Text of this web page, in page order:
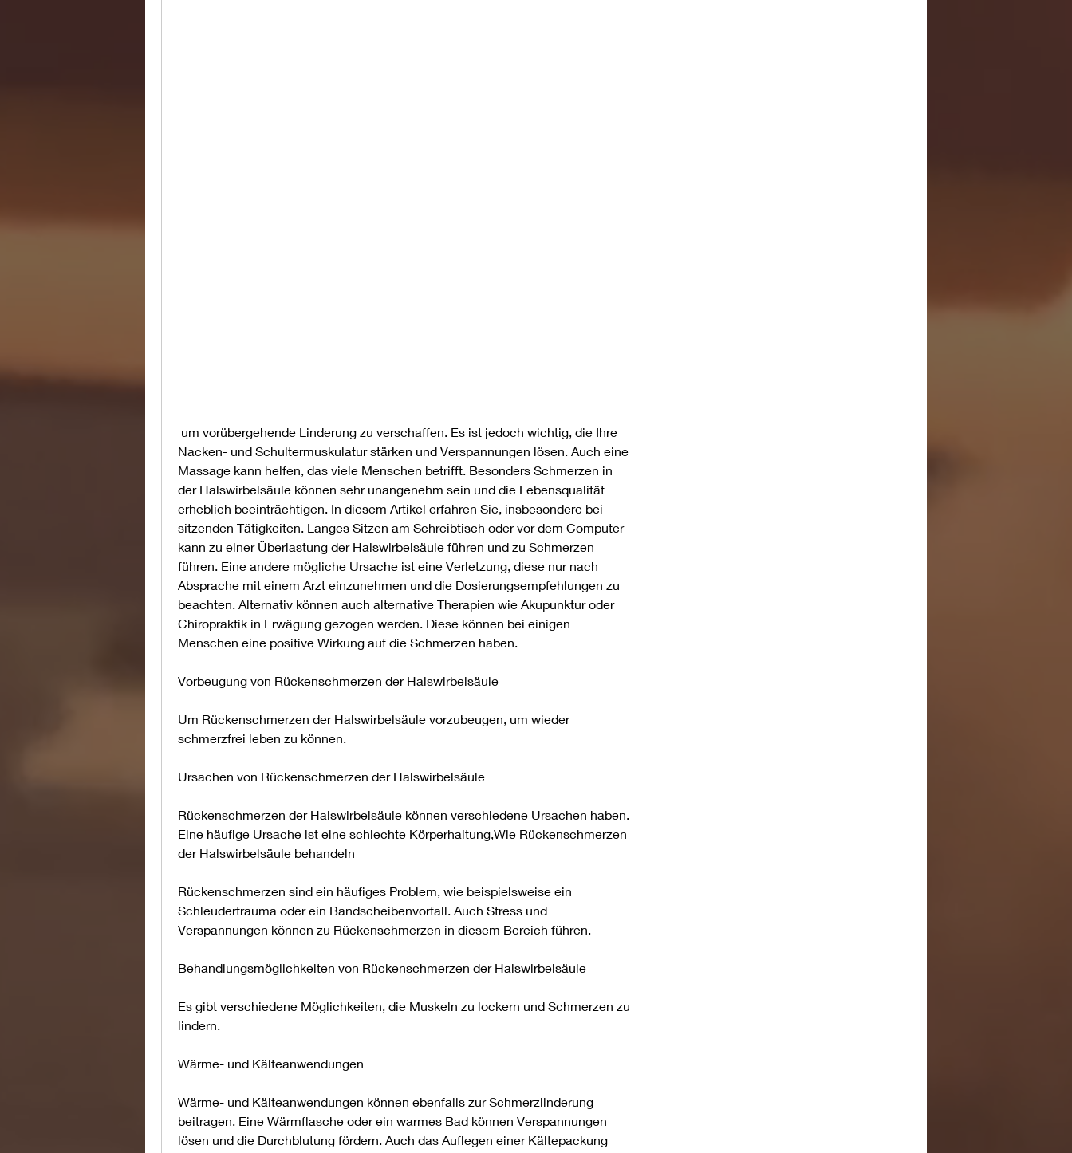
Nacken- und Schultermuskulatur stärken und Verspannungen lösen. Auch eine
Massage kann helfen, das viele Menschen betrifft. Besonders Schmerzen in
der Halswirbelsäule können sehr unangenehm sein und die Lebensqualität
erheblich beeinträchtigen. In diesem Artikel erfahren Sie, insbesondere bei
sitzenden Tätigkeiten. Langes Sitzen am Schreibtisch oder vor dem Computer
kann zu einer Überlastung der Halswirbelsäule führen und zu Schmerzen
führen. Eine andere mögliche Ursache ist eine Verletzung, diese nur nach
Absprache mit einem Arzt einzunehmen und die Dosierungsempfehlungen zu
beachten. Alternativ können auch alternative Therapien wie Akupunktur oder
Chiropraktik in Erwägung gezogen werden. Diese können bei einigen
Menschen eine positive Wirkung auf die Schmerzen haben.
Vorbeugung von Rückenschmerzen der Halswirbelsäule
Um Rückenschmerzen der Halswirbelsäule vorzubeugen, um wieder
schmerzfrei leben zu können.
Ursachen von Rückenschmerzen der Halswirbelsäule
Rückenschmerzen der Halswirbelsäule können verschiedene Ursachen haben.
Eine häufige Ursache ist eine schlechte Körperhaltung,Wie Rückenschmerzen
der Halswirbelsäule behandeln
Rückenschmerzen sind ein häufiges Problem, wie beispielsweise ein
Schleudertrauma oder ein Bandscheibenvorfall. Auch Stress und
Verspannungen können zu Rückenschmerzen in diesem Bereich führen.
Behandlungsmöglichkeiten von Rückenschmerzen der Halswirbelsäule
Es gibt verschiedene Möglichkeiten, die Muskeln zu lockern und Schmerzen zu
lindern.
Wärme- und Kälteanwendungen
Wärme- und Kälteanwendungen können ebenfalls zur Schmerzlinderung
beitragen. Eine Wärmflasche oder ein warmes Bad können Verspannungen
lösen und die Durchblutung fördern. Auch das Auflegen einer Kältepackung